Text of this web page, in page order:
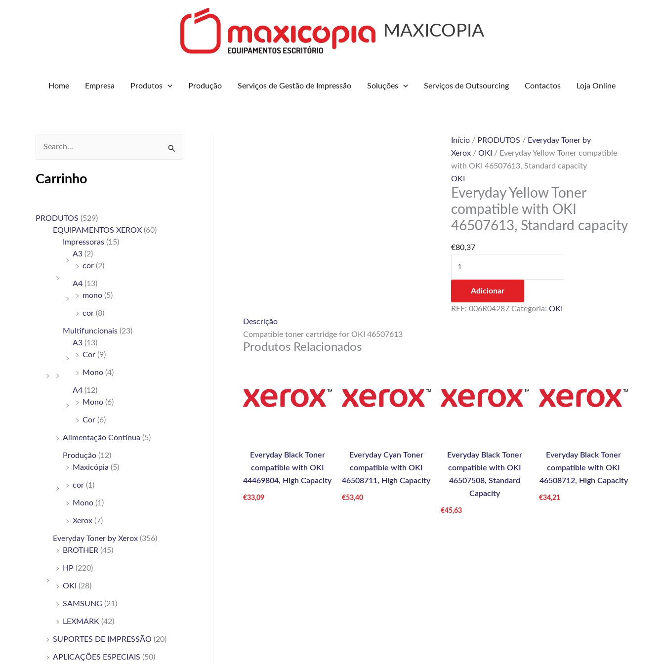
MAXICOPIA
Home Empresa Produtos Produção Serviços de Gestão de Impressão Soluções Serviços de Outsourcing Contactos Loja Online
a
Carrinho
PRODUTOS (529)
EQUIPAMENTOS XEROX (60)
Impressoras (15)
A3 (2)
cor (2)
A4 (13)
mono (5)
cor (8)
Multifuncionais (23)
A3 (13)
Cor (9)
Mono (4)
A4 (12)
Mono (6)
Cor (6)
Alimentação Contínua (5)
Produção (12)
Maxicópia (5)
cor (1)
Mono (1)
Xerox (7)
Everyday Toner by Xerox (356)
BROTHER (45)
HP (220)
OKI (28)
SAMSUNG (21)
LEXMARK (42)
SUPORTES DE IMPRESSÃO (20)
APLICAÇÕES ESPECIAIS (50)
Início/ PRODUTOS / Everyday Toner by
Xerox/ OKI
/ Everyday Yellow Toner compatible
with OKI 46507613, Standard capacity
OKI
Everyday Yellow Toner
compatible with OKI
46507613, Standard capacity
€80,37
Quantidade
de
Everyday
Yellow
Toner
OKI
Standard
capacity
Adicionar
REF: 006R04287 Categoria: OKI
Descrição
Compatible toner cartridge for OKI 46507613
Produtos Relacionados
Everyday Black Toner
compatible with OKI
44469804, High Capacity
€33,09
Everyday Cyan Toner
compatible with OKI
46508711, High Capacity
€53,40
Everyday Black Toner
compatible with OKI
46507508, Standard
Capacity
€45,63
Everyday Black Toner
compatible with OKI
46508712, High Capacity
€34,21